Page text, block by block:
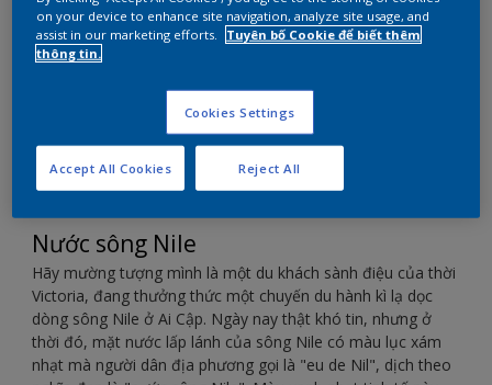
sang trọng và đa năng.
Nước sông Nile
Hãy mường tượng mình là một du khách sành điệu của thời
Victoria, đang thưởng thức một chuyến du hành kì lạ dọc
dòng sông Nile ở Ai Cập. Ngày nay thật khó tin, nhưng ở
thời đó, mặt nước lấp lánh của sông Nile có màu lục xám
nhạt mà người dân địa phương gọi là "eu de Nil", dịch theo
on your device to enhance site navigation, analyze site usage, and
assist in our marketing efforts.
Tuyên bố Cookie để biết thêm
thông tin.
Cookies Settings
Reject All
Accept All Cookies